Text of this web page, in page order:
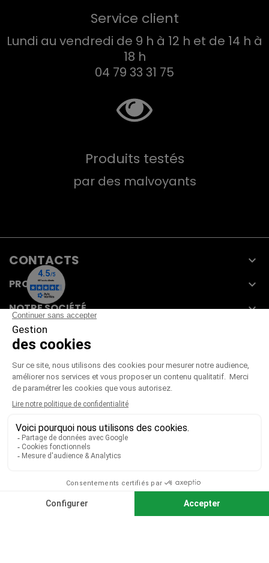
Service client
Lundi au vendredi de 9 h à 12 h et de 14 h à
18 h
04 79 33 31 75
Produits testés
par des malvoyants
CONTACTS 
PRODUITS 
NOTRE SOCIÉTÉ 
VOTRE COMPTE
CGV|CGU |Mentions légales
Paiement sécurisé
Télécharger notre catalogue
© 2026 TOUS DROITS RÉSERVÉS MIEUX VOIR